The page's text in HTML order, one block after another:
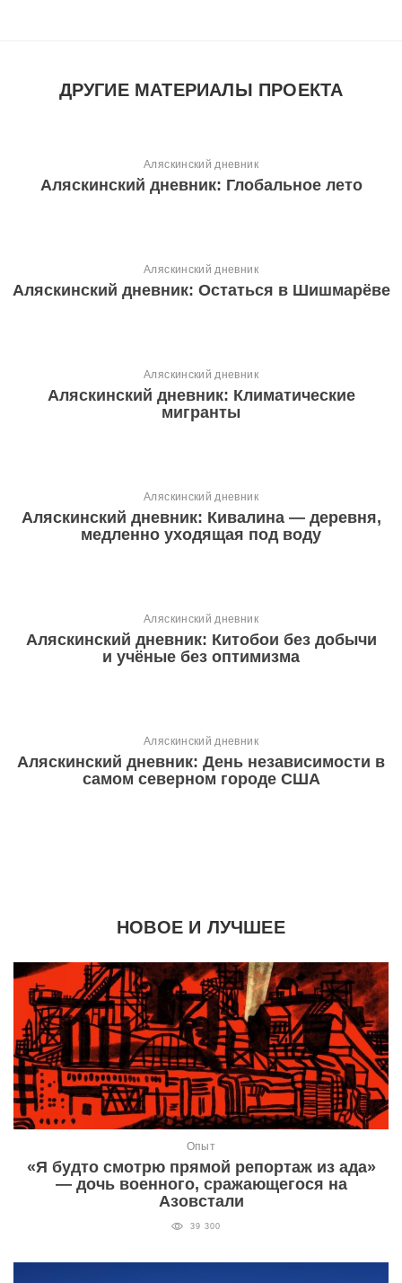
ДРУГИЕ МАТЕРИАЛЫ ПРОЕКТА
Аляскинский дневник
Аляскинский дневник: Глобальное лето
Аляскинский дневник
Аляскинский дневник: Остаться в Шишмарёве
Аляскинский дневник
Аляскинский дневник: Климатические
мигранты
Аляскинский дневник
Аляскинский дневник: Кивалина — деревня,
медленно уходящая под воду
Аляскинский дневник
Аляскинский дневник: Китобои без добычи
и учёные без оптимизма
Аляскинский дневник
Аляскинский дневник: День независимости в
самом северном городе США
НОВОЕ И ЛУЧШЕЕ
Опыт
«Я будто смотрю прямой репортаж из ада»
— дочь военного, сражающегося на
Азовстали
39 300